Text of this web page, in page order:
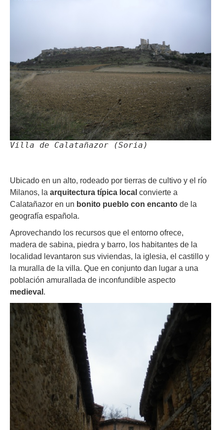
Villa de Calatañazor (Soria)
Ubicado en un alto, rodeado por tierras de cultivo y el río
Milanos, la arquitectura típica local convierte a
Calatañazor en un bonito pueblo con encanto de la
geografía española.
Aprovechando los recursos que el entorno ofrece,
madera de sabina, piedra y barro, los habitantes de la
localidad levantaron sus viviendas, la iglesia, el castillo y
la muralla de la villa. Que en conjunto dan lugar a una
población amurallada de inconfundible aspecto
medieval .